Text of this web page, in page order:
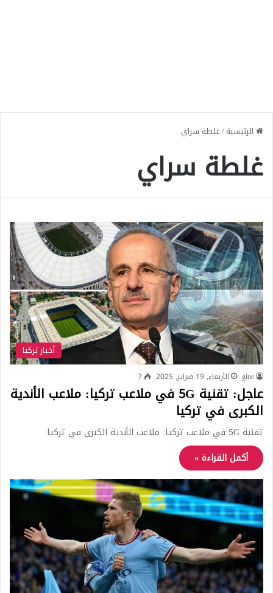
الرئيسية/غلطة سراي
غلطة سراي
أخبار تركيا
gine الأربعاء, 19 فبراير, 2025 7
عاجل: تقنية 5G في ملاعب تركيا: ملاعب الأندية
الكبرى في تركيا
تقنية 5G في ملاعب تركيا: ملاعب الأندية الكبرى في تركيا
أكمل القراءة »